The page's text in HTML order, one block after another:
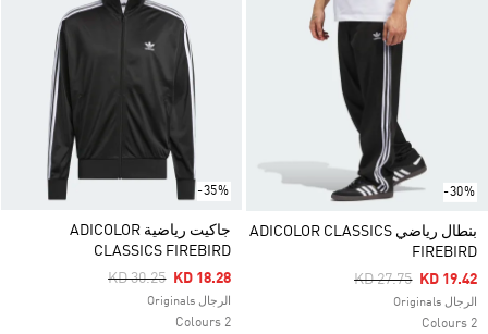
-30%
بنطال رياضي ADICOLOR CLASSICS
FIREBIRD
Price Reduced
KD 27.75ToKD 19.42
الرجال Originals
2 Colours
-35%
جاكيت رياضية ADICOLOR
CLASSICS FIREBIRD
Price Reduced From
KD 30.25ToKD 18.28
الرجال Originals
2 Colours